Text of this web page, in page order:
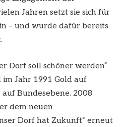
Jahren setzt sie sich für
– und wurde dafür bereits
Dorf soll schöner werden“
Jahr 1991 Gold auf
Bundesebene. 2008
dem neuen
Dorf hat Zukunft“ erneut